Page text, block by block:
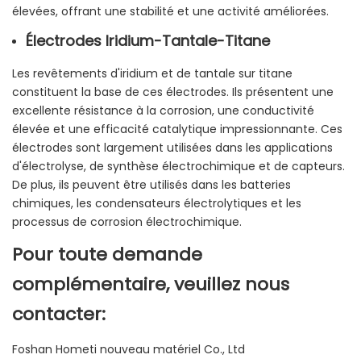
élevées, offrant une stabilité et une activité améliorées.
Électrodes Iridium-Tantale-Titane
Les revêtements d'iridium et de tantale sur titane
constituent la base de ces électrodes. Ils présentent une
excellente résistance à la corrosion, une conductivité
élevée et une efficacité catalytique impressionnante. Ces
électrodes sont largement utilisées dans les applications
d'électrolyse, de synthèse électrochimique et de capteurs.
De plus, ils peuvent être utilisés dans les batteries
chimiques, les condensateurs électrolytiques et les
processus de corrosion électrochimique.
Pour toute demande
complémentaire, veuillez nous
contacter:
Foshan Hometi nouveau matériel Co., Ltd